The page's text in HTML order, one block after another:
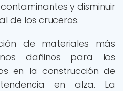
y disminuir
de los cruceros.
de materiales más
dañinos para los
en la construcción de
en alza. La